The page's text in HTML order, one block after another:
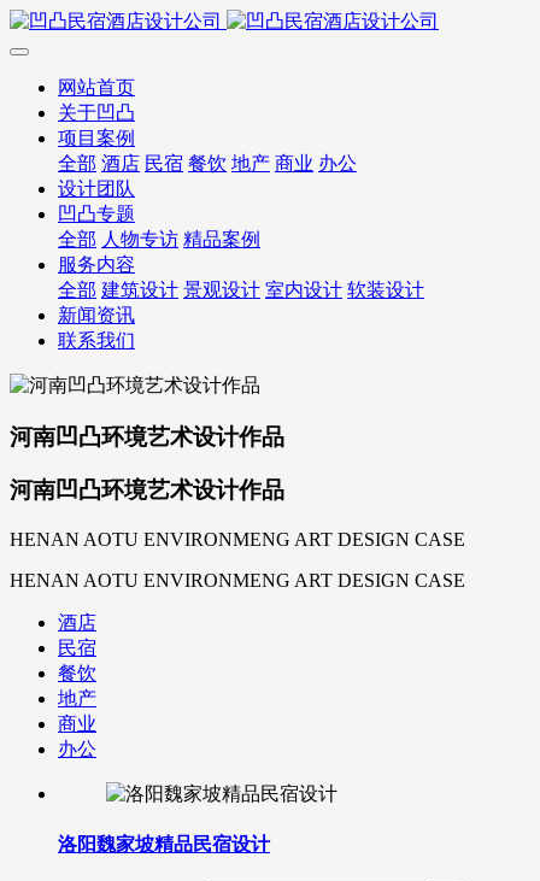
网站首页
关于凹凸
项目案例
全部 酒店 民宿 餐饮 地产 商业 办公
设计团队
凹凸专题
全部 人物专访 精品案例
服务内容
全部 建筑设计 景观设计 室内设计 软装设计
新闻资讯
联系我们
河南凹凸环境艺术设计作品
河南凹凸环境艺术设计作品
HENAN AOTU ENVIRONMENG ART DESIGN CASE
HENAN AOTU ENVIRONMENG ART DESIGN CASE
酒店
民宿
餐饮
地产
商业
办公
洛阳魏家坡精品民宿设计